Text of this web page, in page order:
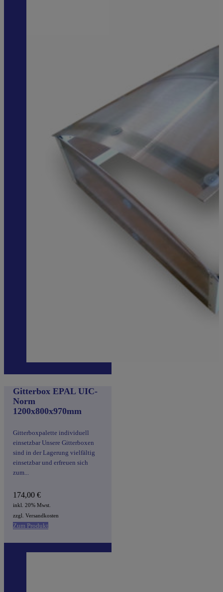
Gitterbox EPAL UIC-
Norm
1200x800x970mm
Gitterboxpalette individuell
einsetzbar Unsere Gitterboxen
sind in der Lagerung vielfältig
einsetzbar und erfreuen sich
zum...
174,00€
inkl. 20% Mwst.
zzgl. Versandkosten
Zum Produkt